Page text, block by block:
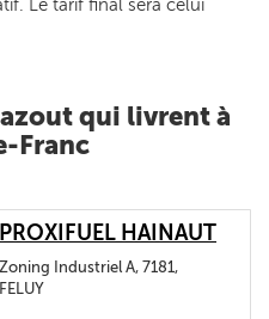
Le tarif final sera celui
qui livrent à
Franc
PROXIFUEL HAINAUT
Zoning Industriel A, 7181,
FELUY